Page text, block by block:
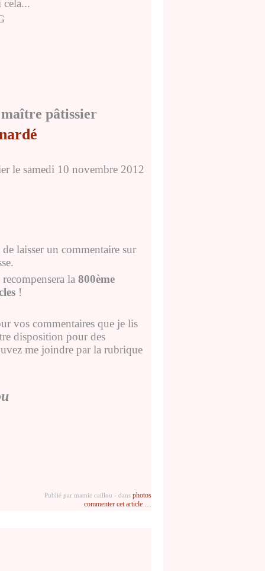
cela...
pâtissier
le samedi 10 novembre 2012
laisser un commentaire sur
recompensera la 800ème
!
vos commentaires que je lis
disposition pour des
me joindre par la rubrique
Publié par mamie caillou - dans photos
commenter cet article …